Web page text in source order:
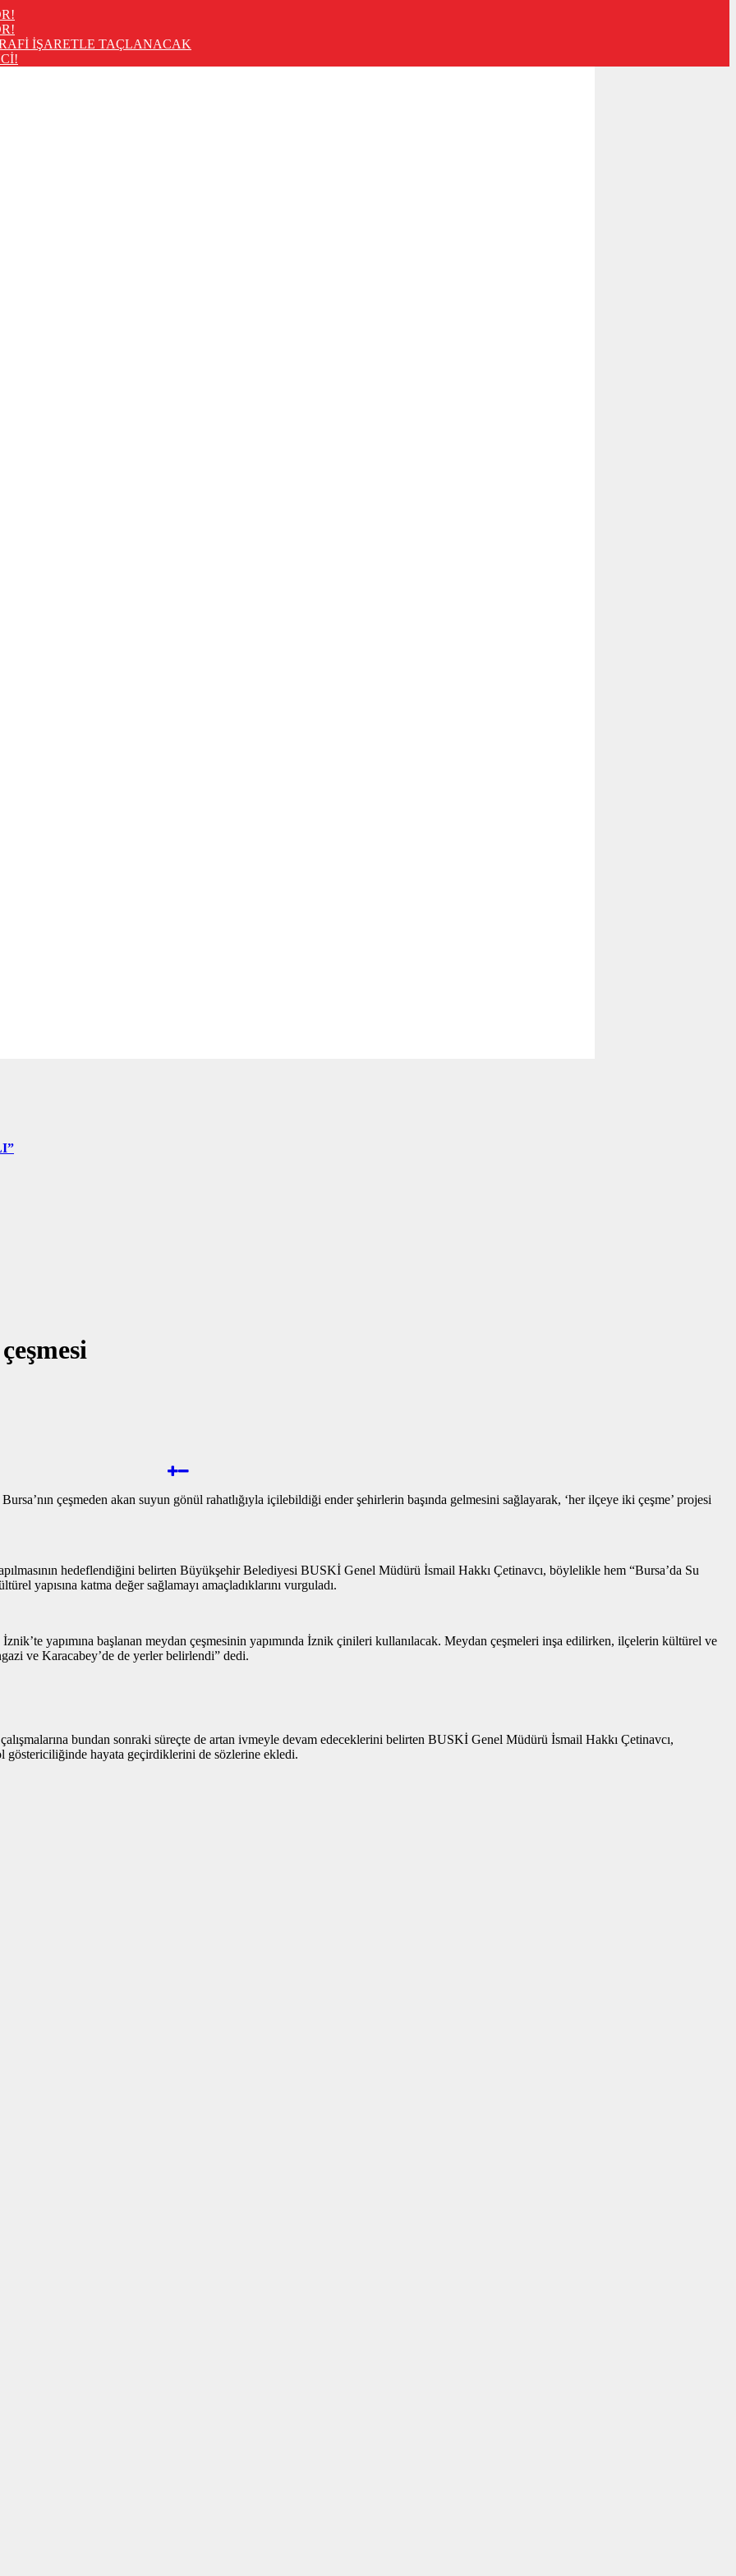
İŞARETLE TAÇLANACAK
çeşmeden akan suyun gönül rahatlığıyla içilebildiği ender şehirlerin başında gelmesini sağlayarak, ‘her ilçeye iki çeşme’ projesi
hedeflendiğini belirten Büyükşehir Belediyesi BUSKİ Genel Müdürü İsmail Hakkı Çetinavcı, böylelikle hem “Bursa’da Su
yapısına katma değer sağlamayı amaçladıklarını vurguladı.
yapımına başlanan meydan çeşmesinin yapımında İznik çinileri kullanılacak. Meydan çeşmeleri inşa edilirken, ilçelerin kültürel ve
ve Karacabey’de de yerler belirlendi” dedi.
bundan sonraki süreçte de artan ivmeyle devam edeceklerini belirten BUSKİ Genel Müdürü İsmail Hakkı Çetinavcı,
hayata geçirdiklerini de sözlerine ekledi.